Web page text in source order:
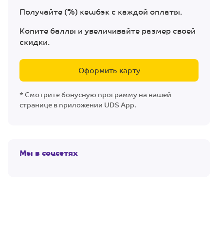
Получайте (%) кешбэк с каждой оплаты.
Копите баллы и увеличивайте размер своей
скидки.
Оформить карту
* Смотрите бонусную программу на нашей
странице в приложении UDS App.
Мы в соцсетях